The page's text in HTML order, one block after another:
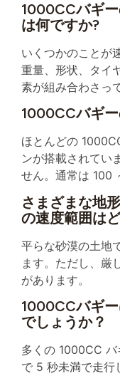
1000CCバギ
は何ですか?
いくつかのことが
重量、形状、タイ
素が組み合わさっ
1000CCバギ
ほとんどの
ンが搭載されてい
せん。通常は 100
さまざまな地
の速度範囲は
平らな砂漠の土地
ます。ただし、厳
があります。
1000CCバギ
でしょうか？
多くの 1000CC
で 5 秒未満で走行